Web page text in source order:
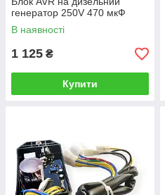
генератор 250V 470 мкФ
В наявності
1 125 ₴
Купити